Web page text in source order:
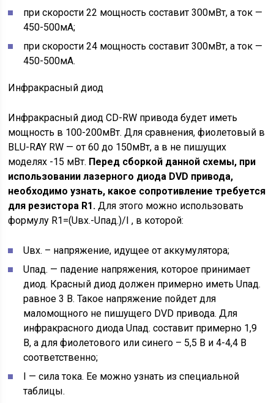
при скорости 22 мощность составит 300мВт, а ток —
450-500мА;
при скорости 24 мощность составит 300мВт, а ток —
450-500мА.
Инфракрасный диод
Инфракрасный диод CD-RW привода будет иметь
мощность в 100-200мВт. Для сравнения, фиолетовый в
BLU-RAY RW — от 60 до 150мВт, а в не пишущих
моделях -15 мВт. Перед сборкой данной схемы, при
использовании лазерного диода DVD привода,
необходимо узнать, какое сопротивление требуется
для резистора R1. Для этого можно использовать
формулу R1=(Uвх.-Uпад.)/I , в которой:
Uвх. – напряжение, идущее от аккумулятора;
Uпад. — падение напряжения, которое принимает
диод. Красный диод должен примерно иметь Uпад.
равное 3 В. Такое напряжение пойдет для
маломощного не пишущего DVD привода. Для
инфракрасного диода Uпад. составит примерно 1,9
В, а для фиолетового или синего – 5,5 В и 4-4,4 В
соответственно;
I — сила тока. Ее можно узнать из специальной
таблицы.